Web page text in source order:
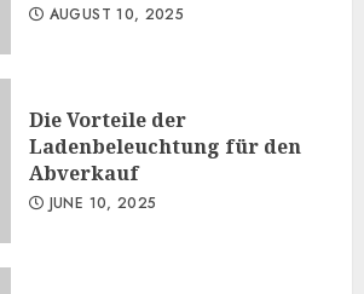
AUGUST 10, 2025
Die Vorteile der
Ladenbeleuchtung für den
Abverkauf
JUNE 10, 2025